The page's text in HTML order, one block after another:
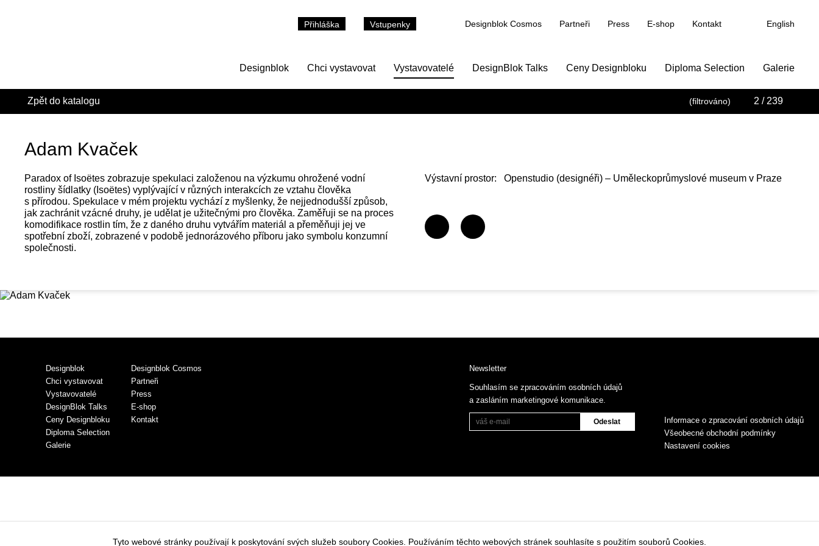
Přihláška Vstupenky Designblok Cosmos Partneři Press E-shop Kontakt English
Designblok Chci vystavovat Vystavovatelé DesignBlok Talks Ceny Designbloku Diploma Selection Galerie
Zpět do katalogu (filtrováno) 2 / 239
Adam Kvaček
Paradox of Isoëtes zobrazuje spekulaci založenou na výzkumu ohrožené vodní
rostliny šídlatky (Isoëtes) vyplývající v různých interakcích ze vztahu člověka
s přírodou. Spekulace v mém projektu vychází z myšlenky, že nejjednodušší způsob,
jak zachránit vzácné druhy, je udělat je užitečnými pro člověka. Zaměřuji se na proces
komodifikace rostlin tím, že z daného druhu vytvářím materiál a přeměňuji jej ve
spotřební zboží, zobrazené v podobě jednorázového příboru jako symbolu konzumní
společnosti.
Výstavní prostor: Openstudio (designéři) – Uměleckoprůmyslové museum v Praze
Designblok
Chci vystavovat
Vystavovatelé
DesignBlok Talks
Ceny Designbloku
Diploma Selection
Galerie
Designblok Cosmos
Partneři
Press
E-shop
Kontakt
Informace o zpracování osobních údajů
Všeobecné obchodní podmínky
Nastavení cookies
Newsletter
Souhlasím se zpracováním osobních údajů
a zasláním marketingové komunikace.
Tyto webové stránky používají k poskytování svých služeb soubory Cookies. Používáním těchto webových stránek souhlasíte s použitím souborů Cookies.